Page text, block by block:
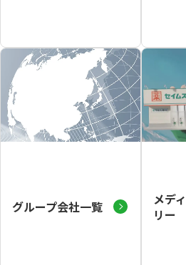
グループ会社一覧
メデ
リー